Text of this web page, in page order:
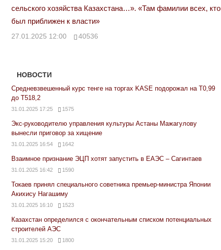
сельского хозяйства Казахстана…». «Там фамилии всех, кто
был приближен к власти»
27.01.2025 12:00 40536
НОВОСТИ
Средневзвешенный курс тенге на торгах KASE подорожал на Т0,99
до Т518,2
31.01.2025 17:25 1575
Экс-руководителю управления культуры Астаны Мажагулову
вынесли приговор за хищение
31.01.2025 16:54 1642
Взаимное признание ЭЦП хотят запустить в ЕАЭС – Сагинтаев
31.01.2025 16:42 1590
Токаев принял специального советника премьер-министра Японии
Акихису Нагашиму
31.01.2025 16:10 1523
Казахстан определился с окончательным списком потенциальных
строителей АЭС
31.01.2025 15:20 1800